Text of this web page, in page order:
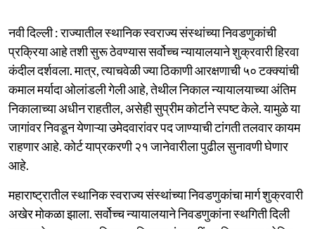
नवी दिल्ली : राज्यातील स्थानिक स्वराज्य संस्थांच्या निवडणुकांची
प्रक्रिया आहे तशी सुरू ठेवण्यास सर्वोच्च न्यायालयाने शुक्रवारी हिरवा
कंदील दर्शवला. मात्र, त्याचवेळी ज्या ठिकाणी आरक्षणाची ५० टक्क्यांची
कमाल मर्यादा ओलांडली गेली आहे, तेथील निकाल न्यायालयाच्या अंतिम
निकालाच्या अधीन राहतील, असेही सुप्रीम कोर्टाने स्पष्ट केले. यामुळे या
जागांवर निवडून येणाऱ्या उमेदवारांवर पद जाण्याची टांगती तलवार कायम
राहणार आहे. कोर्ट याप्रकरणी २१ जानेवारीला पुढील सुनावणी घेणार
आहे.
महाराष्ट्रातील स्थानिक स्वराज्य संस्थांच्या निवडणुकांचा मार्ग शुक्रवारी
अखेर मोकळा झाला. सर्वोच्च न्यायालयाने निवडणुकांना स्थगिती दिली